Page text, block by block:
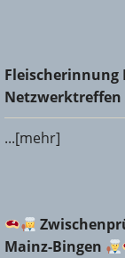
Fleischerinnung
Netzwerktreffen
Fleischerinnung
Netzwerktreffen
...[mehr]
Bingen
Mainz-Bingen